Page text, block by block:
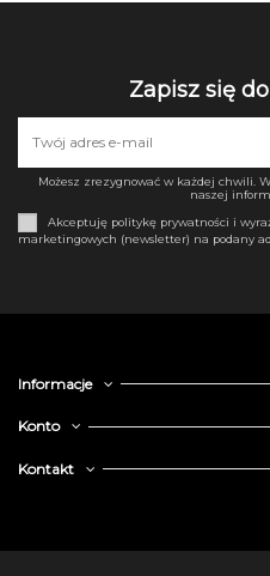
Zapisz się
Możesz zrezygnować w każdej chwili.
naszej
Akceptuję politykę prywatności i
marketingowych (newsletter) na podany
Informacje
Konto
Kontakt